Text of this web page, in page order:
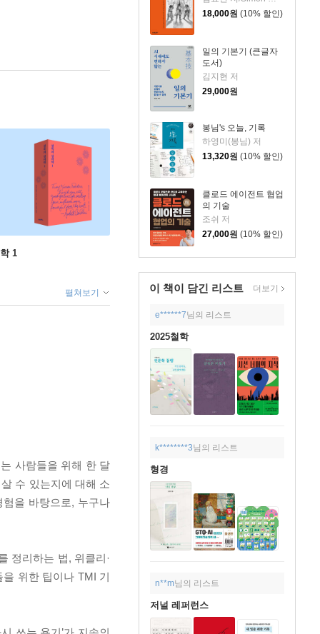
18,000원 (10% 할인)
일의 기본기 (큰글자
도서)
김지현 저
29,000원
봉님's 오늘, 기록
하영미(봉님) 저
13,320원 (10% 할인)
클로드 에이전트 협업
의 기술
조쉬 저
27,000원 (10% 할인)
이 책이 담긴 리스트 더보기
e******7님의 리스트
2025철학
k********3님의 리스트
형경
n**m님의 리스트
저널 레퍼런스
1
펼쳐보기
사람들을 위해 한 달
수 있는지에 대해 소
험을 바탕으로, 누구나
정리하는 법, 위클리·
위한 팁이나 TMI 기